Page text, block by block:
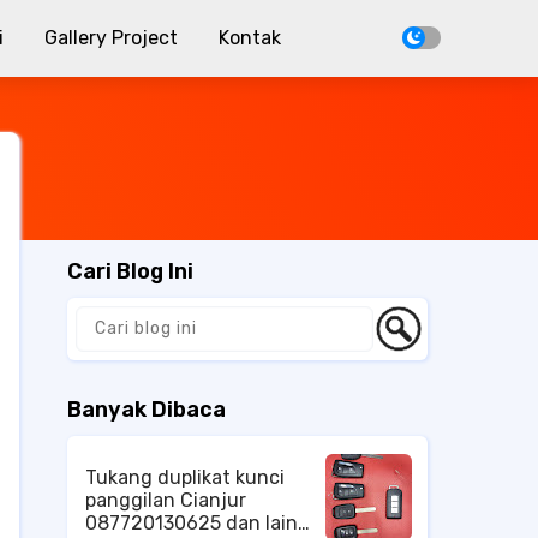
Gallery Project Kontak
Cari Blog Ini
Banyak Dibaca
Tukang duplikat kunci
panggilan Cianjur
087720130625 dan lain